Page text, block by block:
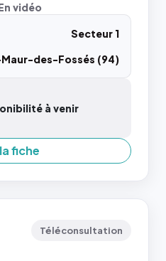
vidéo
Secteur 1
des-Fossés (94)
à venir
fiche
Téléconsultation